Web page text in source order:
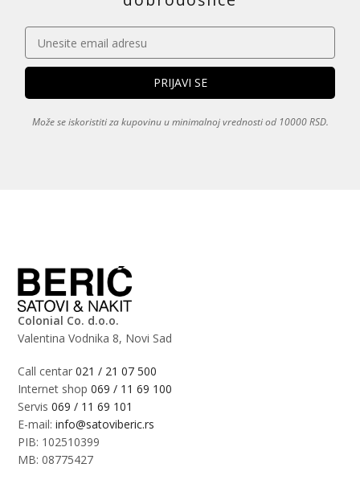
Može se iskoristiti za kupovinu u minimalnoj vrednosti od 10000 RSD.
Colonial Co. d.o.o.
Valentina Vodnika 8, Novi Sad
Call centar021 / 21 07 500
Internet shop069 / 11 69 100
Servis069 / 11 69 101
E-mail:info@satoviberic.rs
PIB: 102510399
MB: 08775427